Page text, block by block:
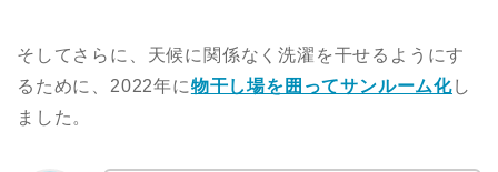
そしてさらに、天候に関係なく洗濯を干せるようにす
るために、2022年に物干し場を囲ってサンルーム化し
ました。